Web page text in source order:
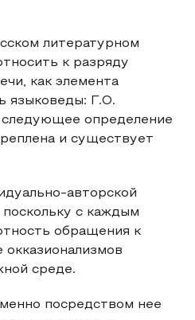
литературном
к разряду
как элемента
языковеды: Г.О.
определение
и существует
авторской
с каждым
обращения к
среде.
посредством нее